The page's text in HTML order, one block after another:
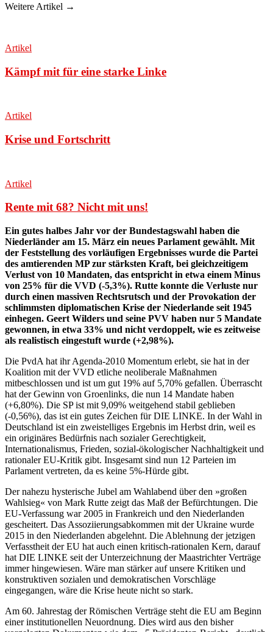
Weitere Artikel →
Artikel
Kämpf mit für eine starke Linke
Artikel
Krise und Fortschritt
Artikel
Rente mit 68? Nicht mit uns!
Ein gutes halbes Jahr vor der Bundestagswahl haben die
Niederländer am 15. März ein neues Parlament gewählt. Mit
der Feststellung des vorläufigen Ergebnisses wurde die Partei
des amtierenden MP zur stärksten Kraft, bei gleichzeitigem
Verlust von 10 Mandaten, das entspricht in etwa einem Minus
von 25% für die VVD (-5,3%). Rutte konnte die Verluste nur
durch einen massiven Rechtsrutsch und der Provokation der
schlimmsten diplomatischen Krise der Niederlande seit 1945
einhegen. Geert Wilders und seine PVV haben nur 5 Mandate
gewonnen, in etwa 33% und nicht verdoppelt, wie es zeitweise
als realistisch eingestuft wurde (+2,98%).
Die PvdA hat ihr Agenda-2010 Momentum erlebt, sie hat in der
Koalition mit der VVD etliche neoliberale Maßnahmen
mitbeschlossen und ist um gut 19% auf 5,70% gefallen. Überrascht
hat der Gewinn von Groenlinks, die nun 14 Mandate haben
(+6,80%). Die SP ist mit 9,09% weitgehend stabil geblieben
(-0,56%), das ist ein gutes Zeichen für DIE LINKE. In der Wahl in
Deutschland ist ein zweistelliges Ergebnis im Herbst drin, weil es
ein originäres Bedürfnis nach sozialer Gerechtigkeit,
Internationalismus, Frieden, sozial-ökologischer Nachhaltigkeit und
rationaler EU-Kritik gibt. Insgesamt sind nun 12 Parteien im
Parlament vertreten, da es keine 5%-Hürde gibt.
Der nahezu hysterische Jubel am Wahlabend über den »großen
Wahlsieg« von Mark Rutte zeigt das Maß der Befürchtungen. Die
EU-Verfassung war 2005 in Frankreich und den Niederlanden
gescheitert. Das Assoziierungsabkommen mit der Ukraine wurde
2015 in den Niederlanden abgelehnt. Die Ablehnung der jetzigen
Verfasstheit der EU hat auch einen kritisch-rationalen Kern, darauf
hat DIE LINKE seit der Unterzeichnung der Maastrichter Verträge
immer hingewiesen. Wäre man stärker auf unsere Kritiken und
konstruktiven sozialen und demokratischen Vorschläge
eingegangen, wäre die Krise heute nicht so stark.
Am 60. Jahrestag der Römischen Verträge steht die EU am Beginn
einer institutionellen Neuordnung. Dies wird aus den bisher